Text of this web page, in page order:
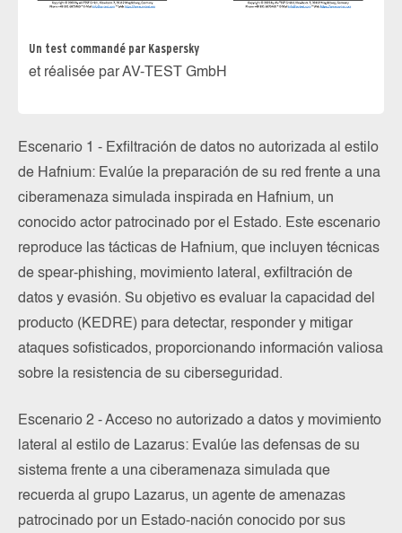
Un test commandé par Kaspersky
et réalisée par AV-TEST GmbH
Escenario 1 - Exfiltración de datos no autorizada al estilo
de Hafnium: Evalúe la preparación de su red frente a una
ciberamenaza simulada inspirada en Hafnium, un
conocido actor patrocinado por el Estado. Este escenario
reproduce las tácticas de Hafnium, que incluyen técnicas
de spear-phishing, movimiento lateral, exfiltración de
datos y evasión. Su objetivo es evaluar la capacidad del
producto (KEDRE) para detectar, responder y mitigar
ataques sofisticados, proporcionando información valiosa
sobre la resistencia de su ciberseguridad.
Escenario 2 - Acceso no autorizado a datos y movimiento
lateral al estilo de Lazarus: Evalúe las defensas de su
sistema frente a una ciberamenaza simulada que
recuerda al grupo Lazarus, un agente de amenazas
patrocinado por un Estado-nación conocido por sus